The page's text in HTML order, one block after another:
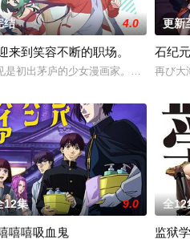
结 4.0
来到笑容不断的职场。
是初出茅庐的少女漫画家。在酷酷的
更新
石纪
再び大
12集 9.0
嘻嘻吸血鬼
全12
监狱